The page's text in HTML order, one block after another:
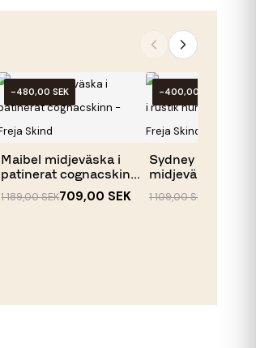
-480,00 SEK
Maibel midjeväska i
patinerat cognacskinn
1 189,00 SEK709,00 SEK
-400,00 SEK
Sydney square
midjeväska i
1 109,00 SEK